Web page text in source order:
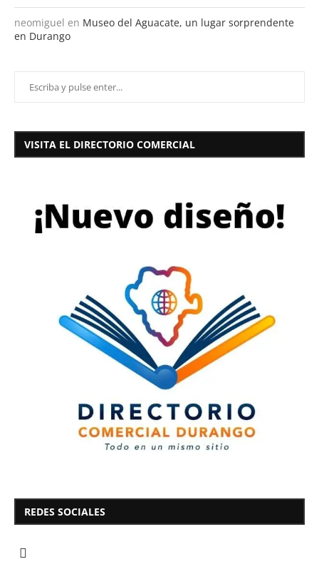
neomiguel en Museo del Aguacate, un lugar sorprendente
en Durango
VISITA EL DIRECTORIO COMERCIAL
REDES SOCIALES